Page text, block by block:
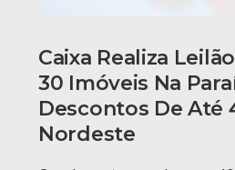
Caixa Realiza
30 Imóveis Na
Descontos De Até
Nordeste